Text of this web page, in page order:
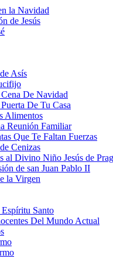
la Navidad
de Jesús
Asís
De Navidad
De Tu Casa
Alimentos
Reunión Familiar
Que Te Faltan Fuerzas
Cenizas
al Divino Niño Jesús de
de san Juan Pablo II
la Virgen
Santo
Del Mundo Actual